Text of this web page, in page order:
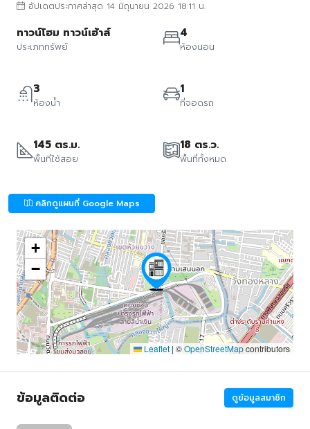
อัปเดตประกาศล่าสุด 14 มิถุนายน 2026 18:11 น.
ทาวน์โฮม ทาวน์เฮ้าส์
ประเภททรัพย์
4
ห้องนอน
3
ห้องน้ำ
1
ที่จอดรถ
145 ตร.ม.
พื้นที่ใช้สอย
18 ตร.ว.
พื้นที่ทั้งหมด
คลิกดูแผนที่ Google Maps
+
−
Leaflet | ©OpenStreetMapcontributors
ข้อมูลติดต่อ ดูข้อมูลสมาชิก